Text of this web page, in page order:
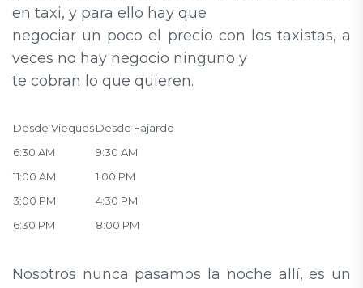
en taxi, y para ello hay que
negociar un poco el precio con los taxistas, a
veces no hay negocio ninguno y
te cobran lo que quieren.
Desde ViequesDesde Fajardo
6:30 AM
9:30 AM
11:00 AM
1:00 PM
3:00 PM
4:30 PM
6:30 PM
8:00 PM
Nosotros nunca pasamos la noche allí, es un